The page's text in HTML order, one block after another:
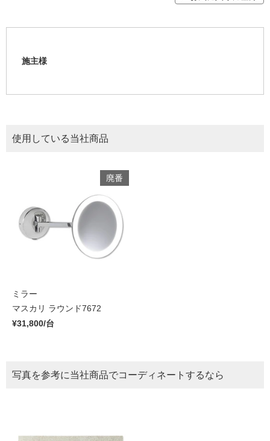
施主様
使用している当社商品
ミラー
マスカリ ラウンド7672
廃番
¥31,800/台
写真を参考に当社商品でコーディネートするなら